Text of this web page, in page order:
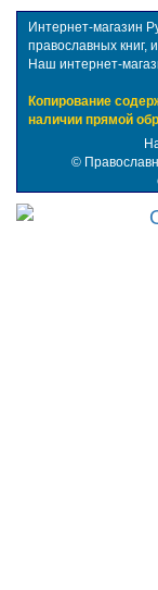
Интернет-магазин
православных книг,
Наш интернет-
Копирование
наличии прямой
©